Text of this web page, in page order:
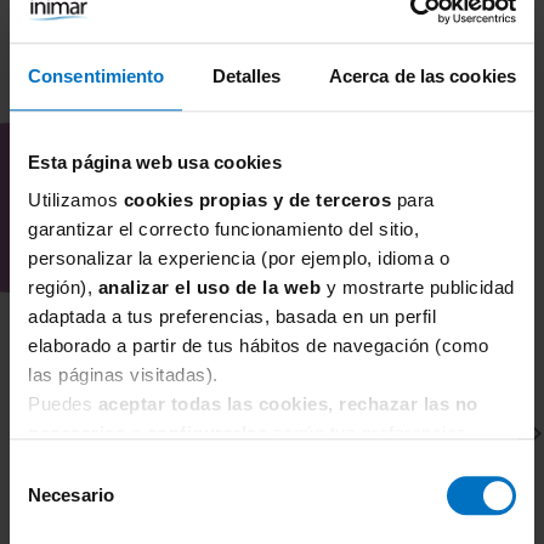
Consentimiento Detalles Acerca de las cookies
Esta página web usa cookies
Utilizamos cookies propias y de terceros para
garantizar el correcto funcionamiento del sitio,
personalizar la experiencia (por ejemplo, idioma o
región), analizar el uso de la web y mostrarte publicidad
adaptada a tus preferencias, basada en un perfil
elaborado a partir de tus hábitos de navegación (como
las páginas visitadas).
Puedes aceptar todas las cookies, rechazar las no
Necesario
Side?
camisetas o vestidos de uso diario,
aportando una base estable y discreta.
¿Por qué comprar el sujetador sin
relleno con aros Fantasie Demure
Side en Inimar?
En Inimar estoy especializada en
corsetería para tallas grandes y modelos
reductores, y selecciono cada sujetador
valorando el ajuste, el soporte y la
comodidad reales.
Si buscas un sujetador que sujete de
del pecho, el Fantasie Demure Side
COMBÍNALO CON